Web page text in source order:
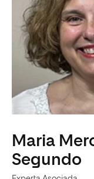
Maria
Segundo